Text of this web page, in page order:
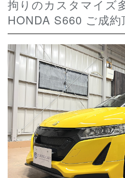
拘りのカスタマイズ
HONDA S660 ご成約